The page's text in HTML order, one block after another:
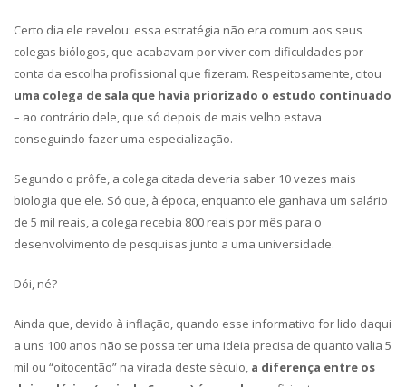
Certo dia ele revelou: essa estratégia não era comum aos seus
colegas biólogos, que acabavam por viver com dificuldades por
conta da escolha profissional que fizeram. Respeitosamente, citou
uma colega de sala que havia priorizado o estudo continuado
– ao contrário dele, que só depois de mais velho estava
conseguindo fazer uma especialização.
Segundo o prôfe, a colega citada deveria saber 10 vezes mais
biologia que ele. Só que, à época, enquanto ele ganhava um salário
de 5 mil reais, a colega recebia 800 reais por mês para o
desenvolvimento de pesquisas junto a uma universidade.
Dói, né?
Ainda que, devido à inflação, quando esse informativo for lido daqui
a uns 100 anos não se possa ter uma ideia precisa de quanto valia 5
mil ou “oitocentão” na virada deste século, a diferença entre os